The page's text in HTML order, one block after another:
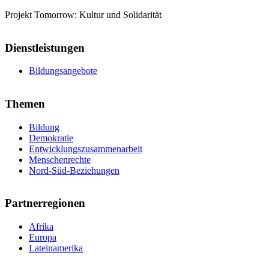
Projekt Tomorrow: Kultur und Solidarität
Dienstleistungen
Bildungsangebote
Themen
Bildung
Demokratie
Entwicklungszusammenarbeit
Menschenrechte
Nord-Süd-Beziehungen
Partnerregionen
Afrika
Europa
Lateinamerika